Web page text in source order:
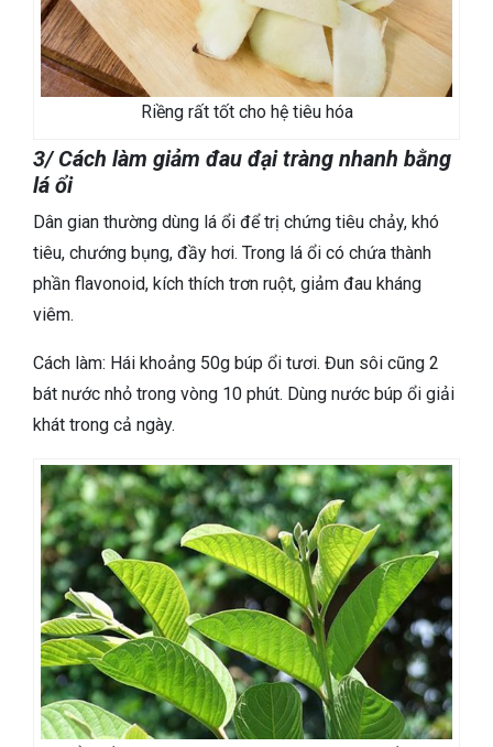
Riềng rất tốt cho hệ tiêu hóa
3/ Cách làm giảm đau đại tràng nhanh bằng
lá ổi
Dân gian thường dùng lá ổi để trị chứng tiêu chảy, khó
tiêu, chướng bụng, đầy hơi. Trong lá ổi có chứa thành
phần flavonoid, kích thích trơn ruột, giảm đau kháng
viêm.
Cách làm: Hái khoảng 50g búp ổi tươi. Đun sôi cũng 2
bát nước nhỏ trong vòng 10 phút. Dùng nước búp ổi giải
khát trong cả ngày.